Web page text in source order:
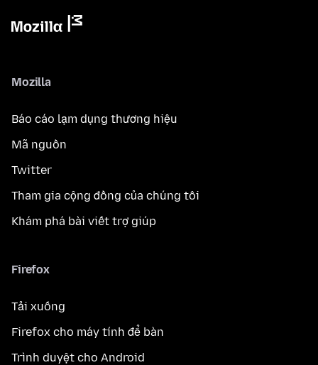
Mozilla
Báo cáo lạm dụng thương hiệu
Mã nguồn
Twitter
Tham gia cộng đồng của chúng tôi
Khám phá bài viết trợ giúp
Firefox
Tải xuống
Firefox cho máy tính để bàn
Trình duyệt cho Android